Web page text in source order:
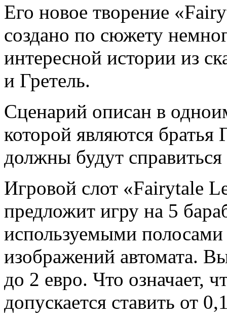
Его новое творение
создано по сюжету
интересной истории из
и Гретель.
Сценарий описан в
которой являются
должны будут
Игровой слот «Fairytale
предложит игру на 5
используемыми
изображений автомата.
до 2 евро. Что означает,
допускается ставить от